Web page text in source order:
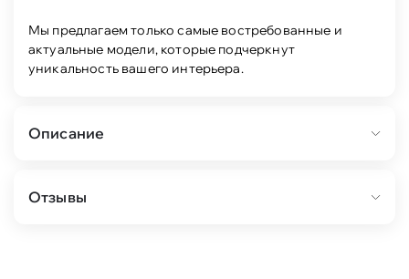
Мы предлагаем только самые востребованные и
актуальные модели, которые подчеркнут
уникальность вашего интерьера.
Описание
тумба ТВ Дольче 150 (кашемир серый 4м) 1шт.
Отзывы